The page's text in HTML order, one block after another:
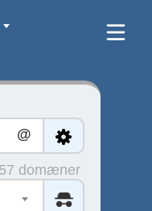
@
domæner